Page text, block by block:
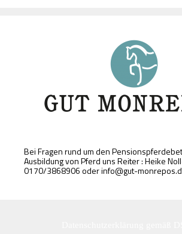
Bei Fragen rund um den
Ausbildung von Pferd uns Reiter : Heike
0170/3868906 oder info@gut-